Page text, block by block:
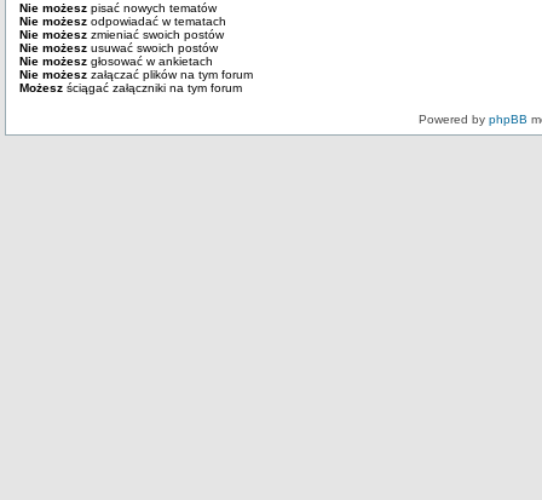
Nie możesz pisać nowych tematów
Nie możesz odpowiadać w tematach
Nie możesz zmieniać swoich postów
Nie możesz usuwać swoich postów
Nie możesz głosować w ankietach
Nie możesz załączać plików na tym forum
Możesz ściągać załączniki na tym forum
Powered by phpBB